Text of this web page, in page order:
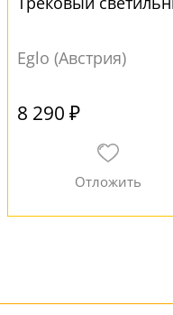
Eglo (Австрия)
8 290 ₽